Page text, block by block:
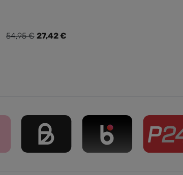
Verkaufspreis:
27,42 €
Regulärer Preis:
54,95 €